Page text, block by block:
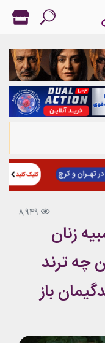
8,949
زنان
چه ترند
باز